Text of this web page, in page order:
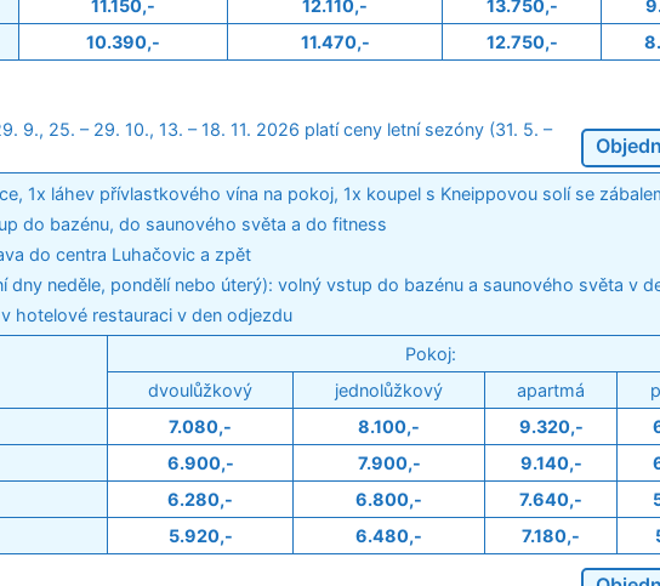
11.150,- 12.110,- 13.750,-
10.390,- 11.470,- 12.750,-
9., 25. – 29. 10., 13. – 18. 11. 2026 platí ceny letní sezóny (31. 5. –
1x láhev přívlastkového vína na pokoj, 1x koupel s Kneippovou solí se
do bazénu, do saunového světa a do fitness
do centra Luhačovic a zpět
neděle, pondělí nebo úterý): volný vstup do bazénu a saunového světa v
hotelové restauraci v den odjezdu
Pokoj:
dvoulůžkový
jednolůžkový apartmá
7.080,- 8.100,- 9.320,-
6.900,- 7.900,- 9.140,-
6.280,- 6.800,- 7.640,-
5.920,- 6.480,- 7.180,-